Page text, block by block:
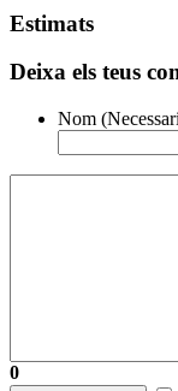
Estimats
Deixa els teus
Nom
0